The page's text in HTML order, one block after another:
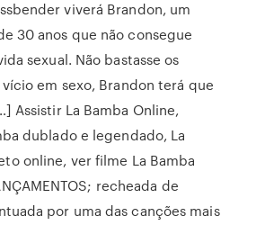
viverá Brandon, um
30 anos que não consegue
sexual. Não bastasse os
em sexo, Brandon terá que
Assistir La Bamba Online,
dublado e legendado, La
online, ver filme La Bamba
recheada de
por uma das canções mais